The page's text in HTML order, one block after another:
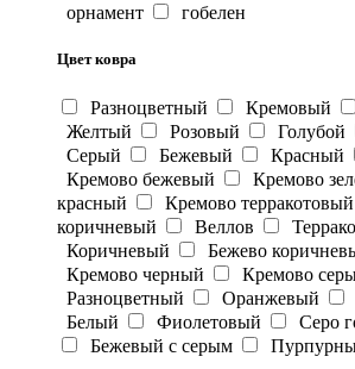
орнамент
гобелен
Цвет ковра
Разноцветный Кремовый
Желтый
Розовый Голубой
Серый
Бежевый Красный
Кремово бежевый
Кремово
красный
Кремово терракотовый
коричневый
Веллов
Коричневый
Бежево
Кремово черный
Кремово
Разноцветный
Оранжевый
Белый
Фиолетовый Серо
Бежевый с серым